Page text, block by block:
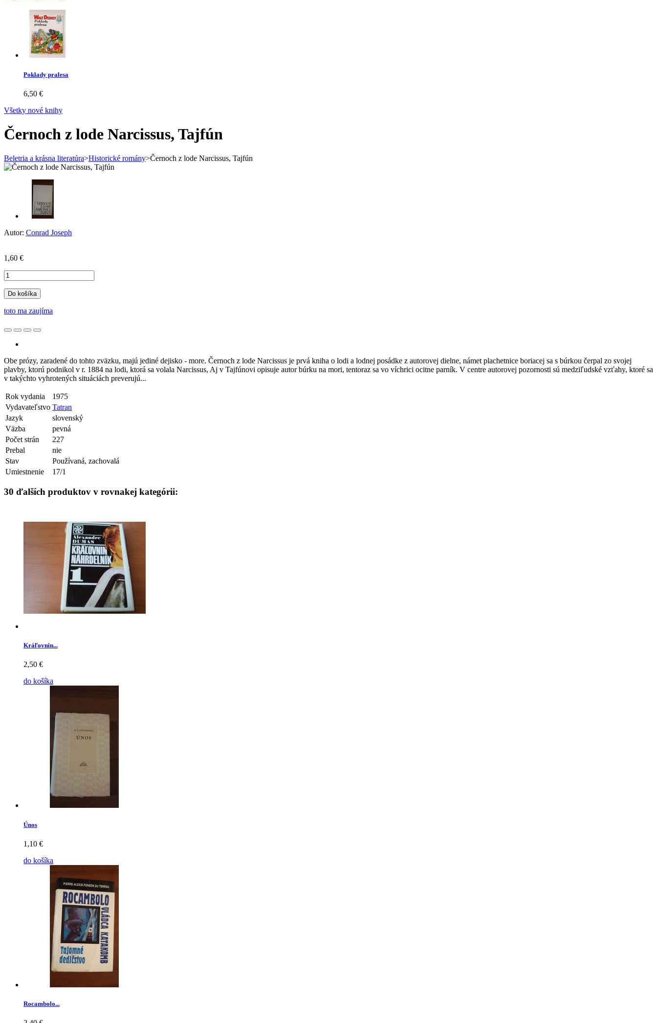
Poklady pralesa
6,50 €
Všetky nové knihy
Černoch z lode Narcissus, Tajfún
Beletria a krásna literatúra>Historické romány>Černoch z lode Narcissus, Tajfún
Autor: Conrad Joseph
1,60 €
Do košíka
toto ma zaujíma
Obe prózy, zaradené do tohto zväzku, majú jediné dejisko - more. Černoch z lode Narcissus je prvá kniha o lodi a lodnej posádke z autorovej dielne, námet plachetnice boriacej sa s búrkou čerpal zo svojej
plavby, ktorú podnikol v r. 1884 na lodi, ktorá sa volala Narcissus, Aj v Tajfúnovi opisuje autor búrku na mori, tentoraz sa vo víchrici ocitne parník. V centre autorovej pozornosti sú medziľudské vzťahy, ktoré sa
v takýchto vyhrotených situáciách preverujú...
Rok vydania
1975
Vydavateľstvo Tatran
Jazyk
slovenský
Väzba
pevná
Počet strán
227
Prebal
nie
Stav
Používaná, zachovalá
Umiestnenie
17/1
30 ďalších produktov v rovnakej kategórii:
Kráľovnin...
2,50 €
do košíka
Únos
1,10 €
do košíka
Rocambolo...